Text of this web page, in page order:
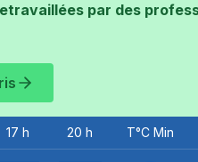
par des
17 h 20 h T°C Min